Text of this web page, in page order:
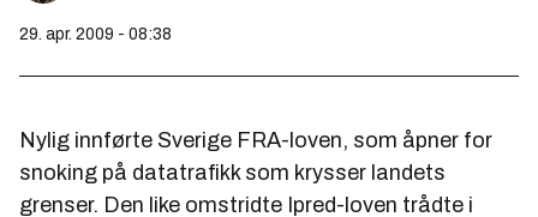
29. apr. 2009 - 08:38
Nylig innførte Sverige FRA-loven, som åpner for
snoking på datatrafikk som krysser landets
grenser. Den like omstridte Ipred-loven trådte i